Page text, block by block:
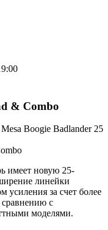
& Combo
Mesa Boogie Badlander 25
имеет новую 25-
линейки
усиления за счет более
с
моделями.